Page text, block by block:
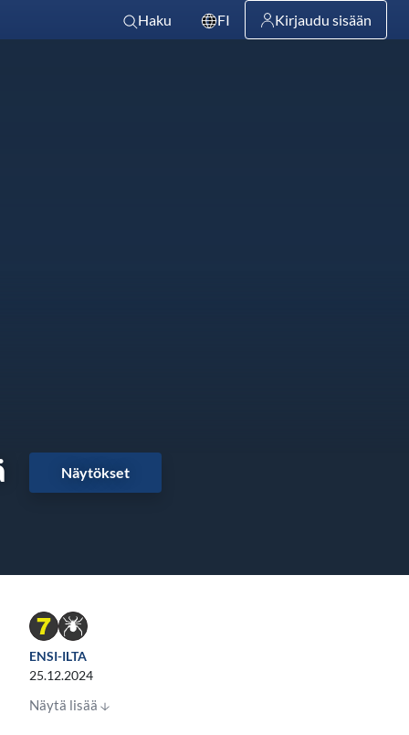
Haku FI Kirjaudu sisään
Näytökset
ENSI-ILTA
25.12.2024
Näytä lisää